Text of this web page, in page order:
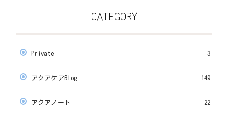
CATEGORY
Private 3
アクアケアBlog 149
アクアノート 22